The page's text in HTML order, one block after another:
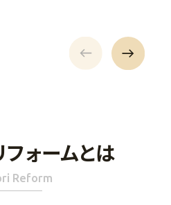
フォームとは
Reform